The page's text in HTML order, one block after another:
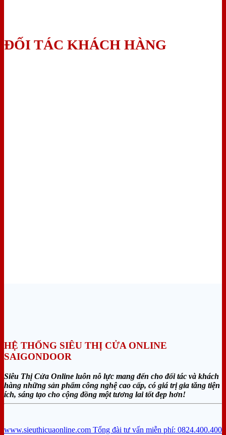
ĐỐI TÁC KHÁCH HÀNG
HỆ THỐNG SIÊU THỊ CỬA ONLINE
SAIGONDOOR
Siêu Thị Cửa Online luôn nỗ lực mang đến cho đối tác và khách
hàng những sản phẩm công nghệ cao cấp, có giá trị gia tăng tiện
ích, sáng tạo cho cộng đồng một tương lai tốt đẹp hơn!
www.sieuthicuaonline.com Tổng đài tư vấn miễn phí: 0824.400.400